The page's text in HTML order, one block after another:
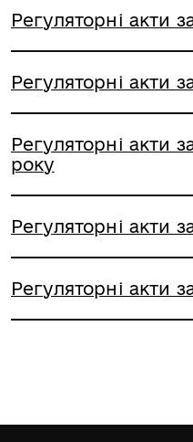
Регуляторні акти
Регуляторні акти
Регуляторні акти
року
Регуляторні акти
Регуляторні акти